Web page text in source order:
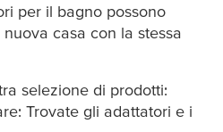
per il bagno possono
casa con la stessa
selezione di prodotti:
Trovate gli adattatori e i